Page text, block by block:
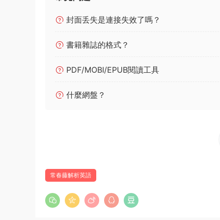
封面丢失是連接失效了嗎？
書籍雜誌的格式？
PDF/MOBI/EPUB閱讀工具
什麼網盤？
常春藤解析英語